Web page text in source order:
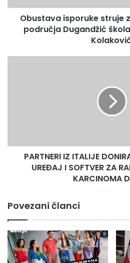
Pridržava se definisanih ciljeva
postavljenih rokova.
Uslovi:
Poželjno iskustvo na istim ili
Pedantnost i izražen osjećaj za
Po zasnivanju radong odnosa,
90 dana;
Redovna i stimulativna primanja;
područja
Dugandžić
škola,
Obustava isporuke struje
područja Dugandžić
ZA
RANO
OTKRIVANJE
PARTNERI IZ ITALIJE
UREĐAJ I SOFTVER ZA
KARCINOMA
Povezani članci